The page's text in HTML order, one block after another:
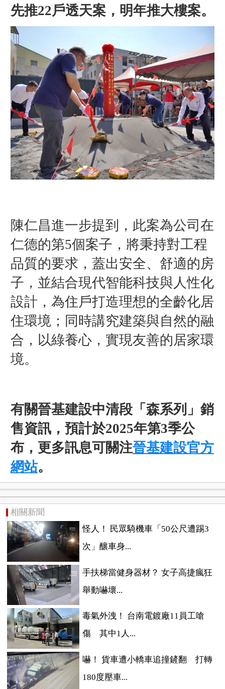
先推22戶透天案，明年推大樓案。
陳仁昌進一步提到，此案為公司在
仁德的第5個案子，將秉持對工程
品質的要求，蓋出安全、舒適的房
子，並結合現代智能科技與人性化
設計，為住戶打造理想的全齡化居
住環境；同時講究建築與自然的融
合，以綠養心，實現友善的居家環
境。
有關晉基建設中清段「森系列」銷
售資訊，預計於2025年第3季公
布，更多訊息可關注晉基建設官方
網站。
相關新聞
怪人！ 民眾騎機車「50公尺遭踢3
次」釀車身...
手扶梯當健身器材？ 女子高捷瘋狂
舉動嚇壞...
毒氣外洩！ 台南電鍍廠11員工嗆
傷 其中1人...
嚇！ 貨車遭小轎車追撞鏟翻 打轉
180度壓車...